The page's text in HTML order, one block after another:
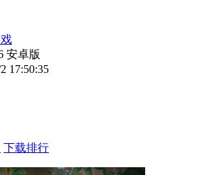
安卓版
17:50:35
下载排行